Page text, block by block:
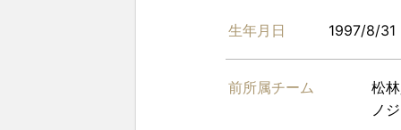
生年月日 1997/8/31
前所属チーム
松
ノ